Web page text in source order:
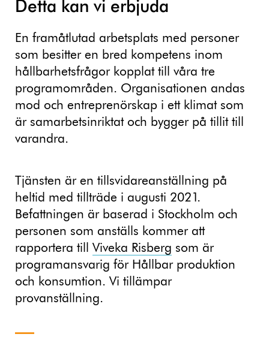
Detta kan vi erbjuda
En framåtlutad arbetsplats med personer
som besitter en bred kompetens inom
hållbarhetsfrågor kopplat till våra tre
programområden. Organisationen andas
mod och entreprenörskap i ett klimat som
är samarbetsinriktat och bygger på tillit till
varandra.
Tjänsten är en tillsvidareanställning på
heltid med tillträde i augusti 2021.
Befattningen är baserad i Stockholm och
personen som anställs kommer att
rapportera till Viveka Risberg som är
programansvarig för Hållbar produktion
och konsumtion. Vi tillämpar
provanställning.